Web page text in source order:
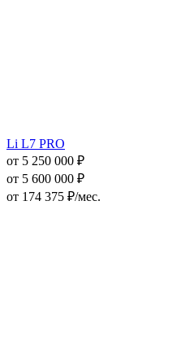
Li L7 PRO
от 5 250 000 ₽
от 5 600 000 ₽
от 174 375 ₽/мес.